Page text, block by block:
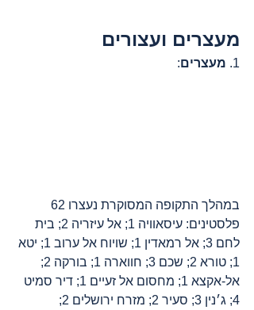
מעצרים ועצורים
1. מעצרים:
פלסטינים: עיסאוויה 1; אל עיזריה 2; בית
לחם 3; אל רמאדין 1; שויוח אל ערוב 1; יטא
1; טורא 2; שכם 3; חווארה 1; בורקה 2;
אל-אקצא 1; מחסום אל זעיים 1; דיר סמיט
4; ג׳נין 3; סעיר 2; מזרח ירושלים 2;